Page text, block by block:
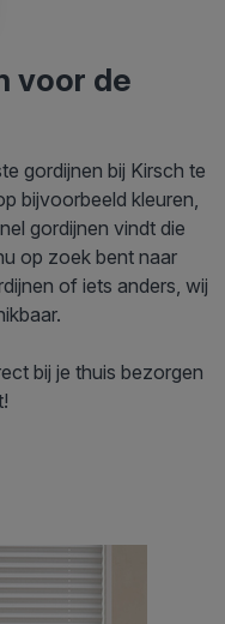
voor de
gordijnen bij Kirsch te
bijvoorbeeld kleuren,
gordijnen vindt die
op zoek bent naar
of iets anders, wij
bij je thuis bezorgen